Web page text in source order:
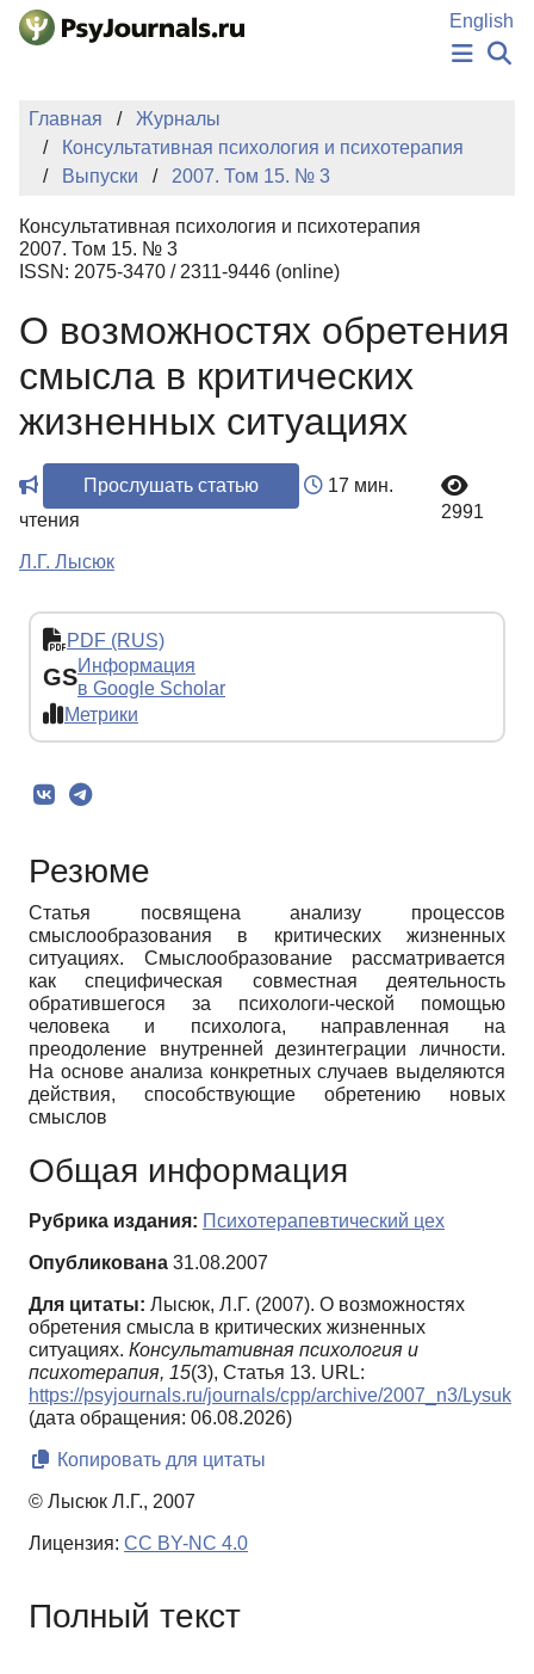
Перейти к основному содержанию
English
НОВОСТИ
АВТОРЫ
КЛЮЧЕВЫЕ СЛОВА
Регистрация
Главная
Журналы
Консультативная психология и психотерапия
Выпуски
2007. Том 15. № 3
Консультативная психология и психотерапия
2007. Том 15. № 3
ISSN: 2075-3470 / 2311-9446 (online)
О возможностях обретения
смысла в критических
жизненных ситуациях
Прослушать статью
17 мин.
чтения
2991
Л.Г. Лысюк
PDF (RUS)
GSИнформация
в Google Scholar
Метрики
Резюме
Статья посвящена анализу процессов
смыслообразования в критических жизненных
ситуациях. Смыслообразование рассматривается
как специфическая совместная деятельность
обратившегося за психологи-ческой помощью
человека и психолога, направленная на
преодоление внутренней дезинтеграции личности.
На основе анализа конкретных случаев выделяются
действия, способствующие обретению новых
смыслов
Общая информация
Рубрика издания: Психотерапевтический цех
Опубликована 31.08.2007
Для цитаты: Лысюк, Л.Г. (2007). О возможностях
обретения смысла в критических жизненных
ситуациях. Консультативная психология и
психотерапия, 15(3), Статья 13. URL:
https://psyjournals.ru/journals/cpp/archive/2007_n3/Lysuk
(дата обращения: 06.08.2026)
Копировать для цитаты
© Лысюк Л.Г., 2007
Лицензия: CC BY-NC 4.0
Полный текст